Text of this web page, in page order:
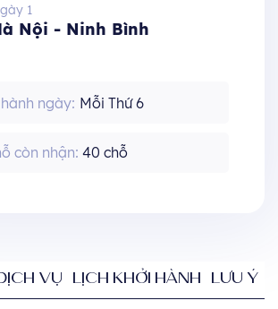
1
Nội - Ninh Bình
ngày: Mỗi Thứ 6
còn nhận: 40 chỗ
VỤ LỊCH KHỞI HÀNH LƯU Ý